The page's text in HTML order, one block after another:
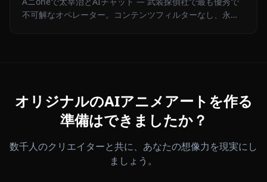
不可解なオペレーター。コンテンツフィルターなし、永続
オリジナルのAIアニメアートを作る
準備はできましたか？
数千人のクリエイターと共に、あなたの想像力を現実にし
ましょう。